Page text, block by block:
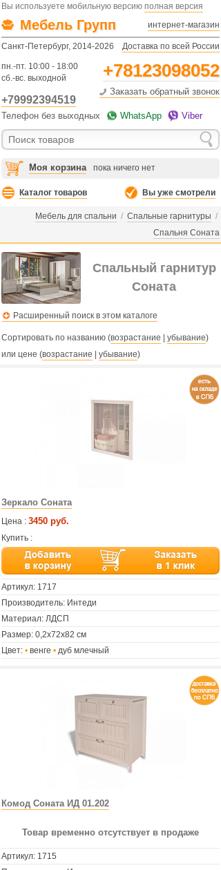
Вы используете мобильную версию полная версия
Мебель Групп интернет-магазин
Санкт-Петербург, 2014-2026 Доставка по всей России
пн.-пт. 10:00 - 18:00
сб.-вс. выходной
+78123098052
+79992394519
Заказать обратный звонок
Телефон без выходных WhatsApp Viber
Моя корзина пока ничего нет
Каталог товаров Вы уже смотрели
Мебель для спальни / Спальные гарнитуры /
Спальня Соната
Спальный гарнитур
Соната
Расширенный поиск в этом каталоге
Сортировать по названию (возрастание убывание)
или цене (возрастание убывание)
Зеркало Соната
Цена : 3450 руб.
Купить :
Артикул: 1717
Производитель: Интеди
Материал: ЛДСП
Размер: 0,2х72х82 см
Цвет: • венге • дуб млечный
Комод Соната ИД 01.202
Товар временно отсутствует в продаже
Артикул: 1715